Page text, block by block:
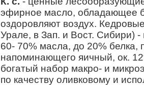
эфирное масло, обладающее
оздоровляют воздух.
Урале, в Зап. и Вост. Сибири)
60- 70% масла, до 20% белка,
напоминающего яичный, ок.
богатый набор макро- и
по качеству оливковому и